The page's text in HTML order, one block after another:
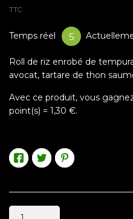
TTC
Temps réel 6
Roll de riz enrobé de
avocat, tartare de thon
Avec ce produit, vous
point(s) = 1,30 €.